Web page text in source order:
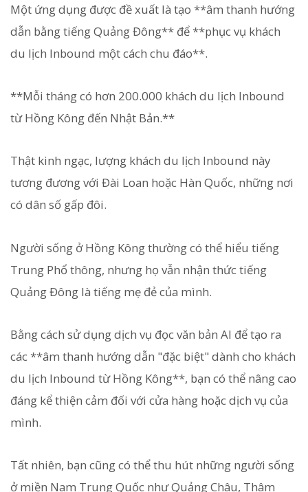
Một ứng dụng được đề xuất là tạo **âm thanh hướng
dẫn bằng tiếng Quảng Đông** để **phục vụ khách
du lịch Inbound một cách chu đáo**.
**Mỗi tháng có hơn 200.000 khách du lịch Inbound
từ Hồng Kông đến Nhật Bản.**
Thật kinh ngạc, lượng khách du lịch Inbound này
tương đương với Đài Loan hoặc Hàn Quốc, những nơi
có dân số gấp đôi.
Người sống ở Hồng Kông thường có thể hiểu tiếng
Trung Phổ thông, nhưng họ vẫn nhận thức tiếng
Quảng Đông là tiếng mẹ đẻ của mình.
Bằng cách sử dụng dịch vụ đọc văn bản AI để tạo ra
các **âm thanh hướng dẫn "đặc biệt" dành cho khách
du lịch Inbound từ Hồng Kông**, bạn có thể nâng cao
đáng kể thiện cảm đối với cửa hàng hoặc dịch vụ của
mình.
Tất nhiên, bạn cũng có thể thu hút những người sống
ở miền Nam Trung Quốc như Quảng Châu, Thâm